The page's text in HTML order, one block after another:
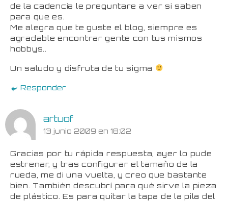
de la cadencia le preguntare a ver si saben
para que es.
Me alegra que te guste el blog, siempre es
agradable encontrar gente con tus mismos
hobbys..
Un saludo y disfruta de tu sigma
Responder
artuof
13 junio 2009 en 18:02
Gracias por tu rápida respuesta, ayer lo pude
estrenar, y tras configurar el tamaño de la
rueda, me di una vuelta, y creo que bastante
bien. También descubrí para qué sirve la pieza
de plástico. Es para quitar la tapa de la pila del